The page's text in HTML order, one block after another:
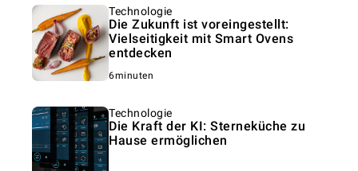
Technologie
Die Zukunft ist voreingestellt:
Vielseitigkeit mit Smart Ovens
entdecken
6minuten
Technologie
Die Kraft der KI: Sterneküche zu
Hause ermöglichen